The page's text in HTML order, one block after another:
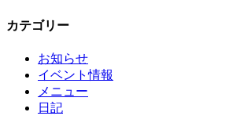
カテゴリー
お知らせ
イベント情報
メニュー
日記